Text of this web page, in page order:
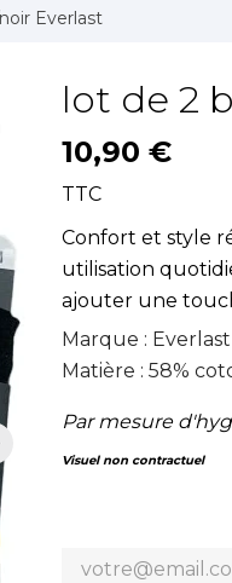
Everlast
lot de 2
10,90 €
TTC
Confort et style
utilisation
ajouter une
Marque : Everlast
Matière : 58%
Par mesure
Visuel non contractuel